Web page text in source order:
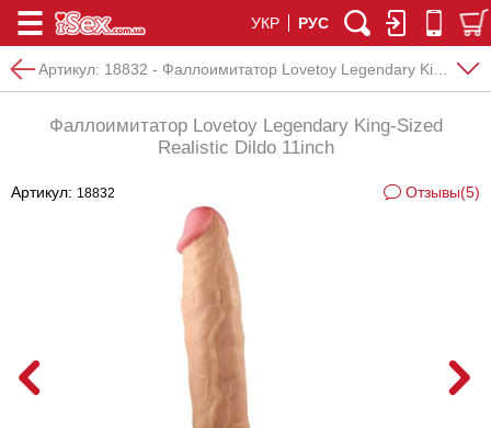
УКР РУС
Артикул: 18832 - Фаллоимитатор Lovetoy Legendary King-Sized Realistic Dildo 11inch
Фаллоимитатор Lovetoy Legendary King-Sized
Realistic Dildo 11inch
Артикул: 18832 Отзывы(5)